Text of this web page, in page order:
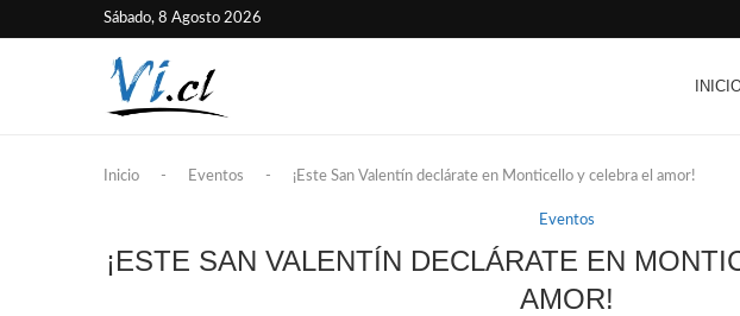
Sábado, 8 Agosto 2026
Inicio - Eventos - ¡Este San Valentín declárate en Monticello y celebra el amor!
Eventos
¡ESTE SAN VALENTÍN DECLÁRATE EN
AMOR!